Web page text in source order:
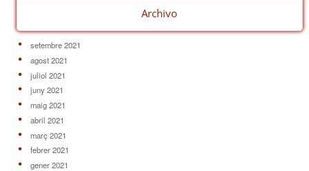
Archivo
setembre 2021
agost 2021
juliol 2021
juny 2021
maig 2021
abril 2021
març 2021
febrer 2021
gener 2021